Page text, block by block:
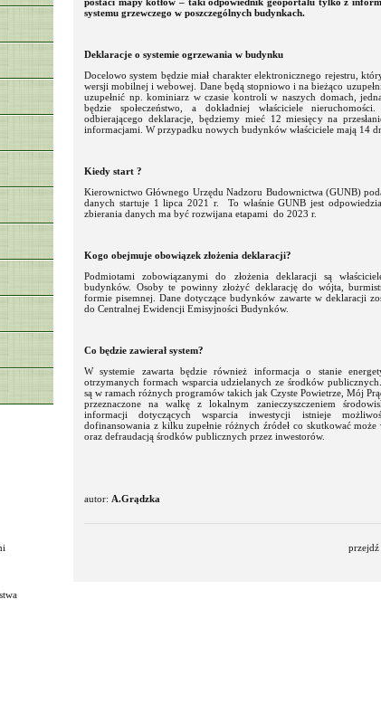
systemu grzewczego w poszczególnych budynkach.
Deklaracje o systemie ogrzewania w budynku
Docelowo system będzie miał charakter elektronicznego rejestru,
wersji mobilnej i webowej. Dane będą stopniowo i na bieżąco
uzupełnić np. kominiarz w czasie kontroli w naszych domach,
będzie społeczeństwo, a dokładniej właściciele
odbierającego deklaracje, będziemy mieć 12 miesięcy na
informacjami. W przypadku nowych budynków właściciele mają 14
Kiedy start ?
Kierownictwo Głównego Urzędu Nadzoru Budownictwa (GUNB)
danych startuje 1 lipca 2021 r. To właśnie GUNB jest
zbierania danych ma być rozwijana etapami do 2023 r.
Kogo obejmuje obowiązek złożenia deklaracji?
Podmiotami zobowiązanymi do złożenia deklaracji są
budynków. Osoby te powinny złożyć deklarację do wójta,
formie pisemnej. Dane dotyczące budynków zawarte w deklaracji
do Centralnej Ewidencji Emisyjności Budynków.
Co będzie zawierał system?
W systemie zawarta będzie również informacja o stanie
otrzymanych formach wsparcia udzielanych ze środków
są w ramach różnych programów takich jak Czyste Powietrze, Mój
przeznaczone na walkę z lokalnym zanieczyszczeniem
informacji dotyczących wsparcia inwestycji istnieje
dofinansowania z kilku zupełnie różnych źródeł co skutkować
oraz defraudacją środków publicznych przez inwestorów.
autor: A.Grądzka